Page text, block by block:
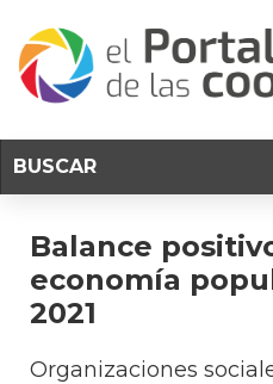
Balance
economía
2021
Organizaciones